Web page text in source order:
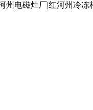
州电磁灶厂|红河州冷冻